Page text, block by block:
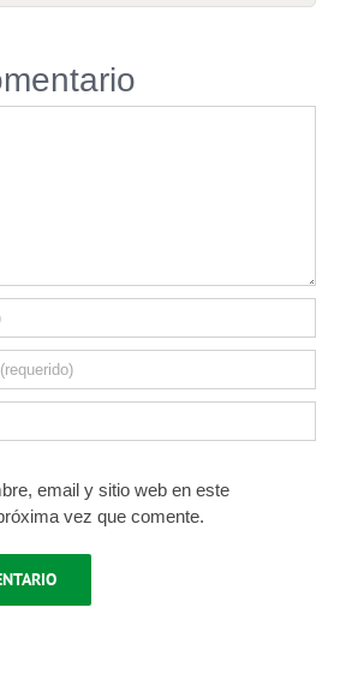
email y sitio web en este
vez que comente.